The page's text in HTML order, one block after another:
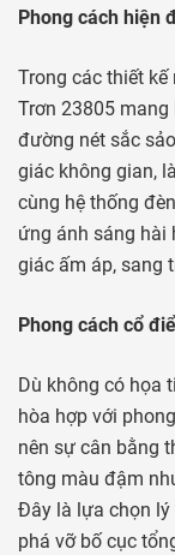
Phong cách hiện
Trong các thiết kế
Trơn 23805
đường nét sắc
giác không gian,
cùng hệ thống
ứng ánh sáng hài
giác ấm áp, sang
Phong cách cổ
Dù không có họa
hòa hợp với
nên sự cân bằng
tông màu đậm
Đây là lựa chọn
phá vỡ bố cục